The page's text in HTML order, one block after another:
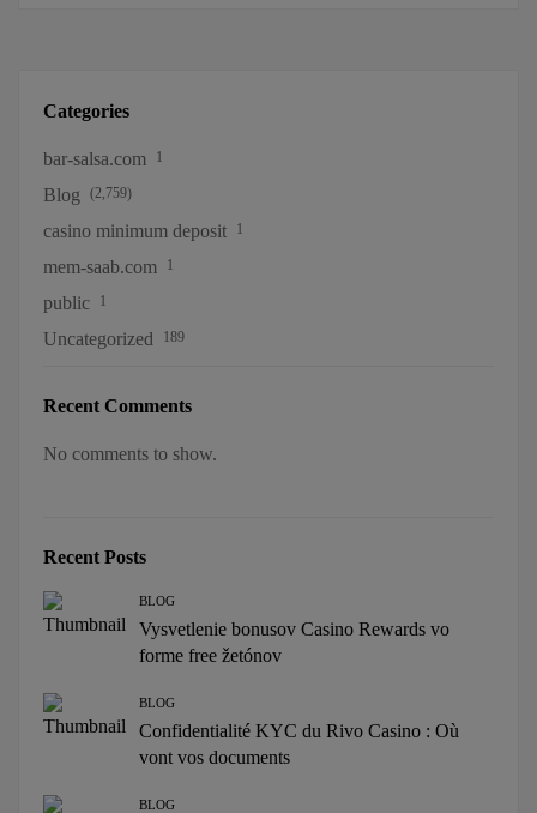
Categories
bar-salsa.com 1
Blog (2,759)
casino minimum deposit 1
mem-saab.com 1
public 1
Uncategorized 189
Recent Comments
No comments to show.
Recent Posts
BLOG
Vysvetlenie bonusov Casino Rewards vo
forme free žetónov
BLOG
Confidentialité KYC du Rivo Casino : Où
vont vos documents
BLOG